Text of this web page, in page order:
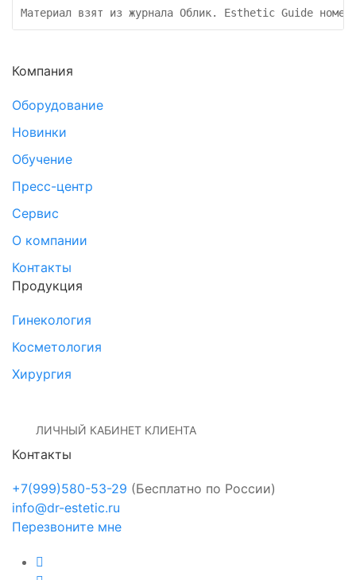
Материал взят из журнала Облик. Esthetic Guide
Компания
Оборудование
Новинки
Обучение
Пресс-центр
Сервис
О компании
Контакты
Продукция
Гинекология
Косметология
Хирургия
ЛИЧНЫЙ КАБИНЕТ КЛИЕНТА
Контакты
+7(999)580-53-29 (Бесплатно по России)
info@dr-estetic.ru
Перезвоните мне